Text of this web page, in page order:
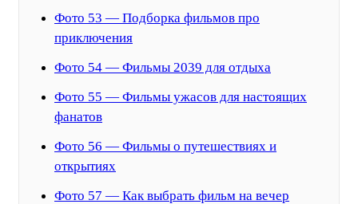
Фото 53 — Подборка фильмов про
приключения
Фото 54 — Фильмы 2039 для отдыха
Фото 55 — Фильмы ужасов для настоящих
фанатов
Фото 56 — Фильмы о путешествиях и
открытиях
Фото 57 — Как выбрать фильм на вечер